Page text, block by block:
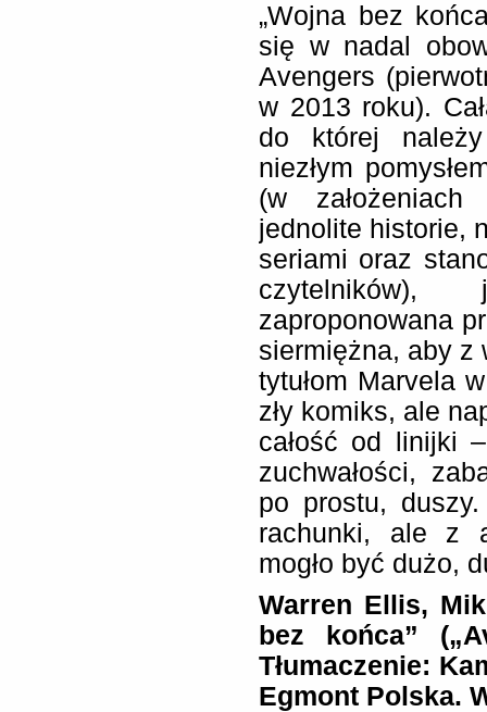
„Wojna bez
się w nadal
Avengers
w 2013 roku).
do której
niezłym
(w
jednolite historie,
seriami oraz
zaproponowana
siermiężna, aby z
tytułom Marvela
zły komiks, ale
całość od linijki
zuchwałości,
po prostu, duszy.
rachunki, ale z
mogło być dużo,
Warren Ellis,
bez końca”
Tłumaczenie:
Egmont Polska.